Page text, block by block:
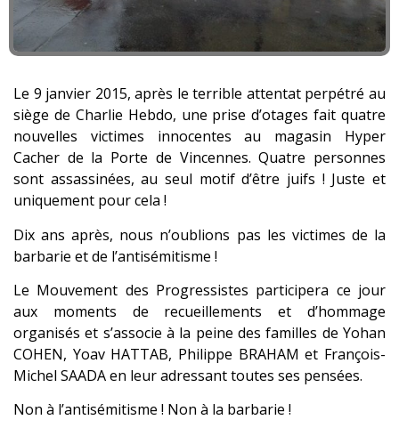
Le 9 janvier 2015, après le terrible attentat perpétré au
siège de Charlie Hebdo, une prise d’otages fait quatre
nouvelles victimes innocentes au magasin Hyper
Cacher de la Porte de Vincennes. Quatre personnes
sont assassinées, au seul motif d’être juifs ! Juste et
uniquement pour cela !
Dix ans après, nous n’oublions pas les victimes de la
barbarie et de l’antisémitisme !
Le Mouvement des Progressistes participera ce jour
aux moments de recueillements et d’hommage
organisés et s’associe à la peine des familles de Yohan
COHEN, Yoav HATTAB, Philippe BRAHAM et François-
Michel SAADA en leur adressant toutes ses pensées.
Non à l’antisémitisme ! Non à la barbarie !